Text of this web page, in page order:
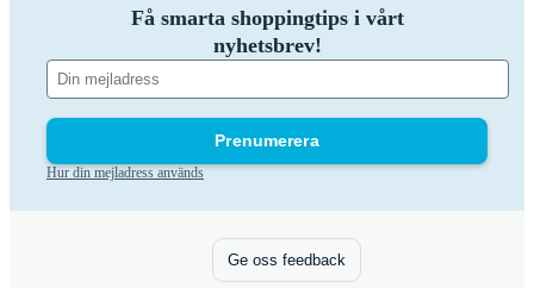
Få smarta shoppingtips i vårt
nyhetsbrev!
Prenumerera
Hur din mejladress används
Ge oss feedback